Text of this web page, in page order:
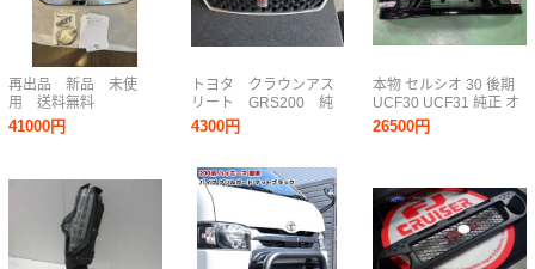
再出品 新品 未使
用 送料無料
MODELLSTA 90 ヴォク
シー モデリスタ シグネ
ZWR90W/ZWR95W/MZRA90W/MZRA95W
41000円
トヨタ クラウンアス
リート GRS200 純
正 フロントグリル
4300円
本物 セルシオ 30 後期
UCF30 UCF31 純正 オ
プションフロント バン
パー リップスポイラー
26500円